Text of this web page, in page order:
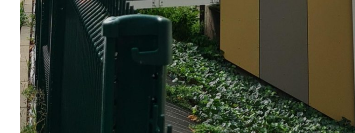
Vous recherchez&nbsp;:
Rechercher